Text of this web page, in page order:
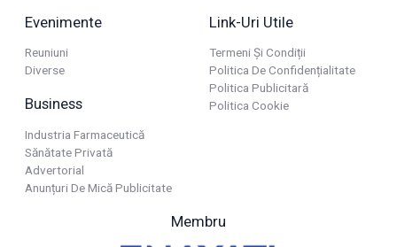
Evenimente
Reuniuni
Diverse
Business
Industria Farmaceutică
Sănătate Privată
Advertorial
Anunțuri De Mică Publicitate
Link-Uri Utile
Termeni Și Condiții
Politica De Confidențialitate
Politica Publicitară
Politica Cookie
Membru